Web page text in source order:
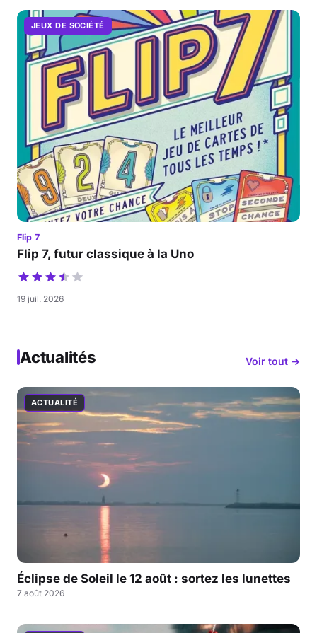
JEUX DE SOCIÉTÉ
Flip 7
Flip 7, futur classique à la Uno
19 juil. 2026
Actualités Voir tout →
ACTUALITÉ
Éclipse de Soleil le 12 août : sortez les lunettes
7 août 2026